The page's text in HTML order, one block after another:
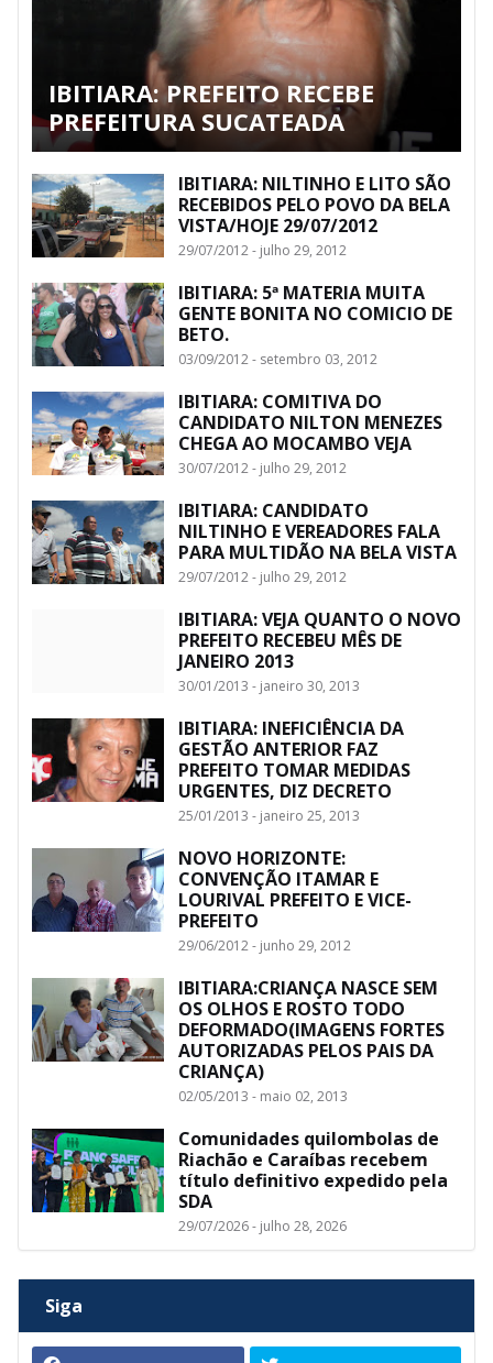
IBITIARA: PREFEITO RECEBE
PREFEITURA SUCATEADA
IBITIARA: NILTINHO E LITO SÃO
RECEBIDOS PELO POVO DA BELA
VISTA/HOJE 29/07/2012
29/07/2012 - julho 29, 2012
IBITIARA: 5ª MATERIA MUITA
GENTE BONITA NO COMICIO DE
BETO.
03/09/2012 - setembro 03, 2012
IBITIARA: COMITIVA DO
CANDIDATO NILTON MENEZES
CHEGA AO MOCAMBO VEJA
30/07/2012 - julho 29, 2012
IBITIARA: CANDIDATO
NILTINHO E VEREADORES FALA
PARA MULTIDÃO NA BELA VISTA
29/07/2012 - julho 29, 2012
IBITIARA: VEJA QUANTO O NOVO
PREFEITO RECEBEU MÊS DE
JANEIRO 2013
30/01/2013 - janeiro 30, 2013
IBITIARA: INEFICIÊNCIA DA
GESTÃO ANTERIOR FAZ
PREFEITO TOMAR MEDIDAS
URGENTES, DIZ DECRETO
25/01/2013 - janeiro 25, 2013
NOVO HORIZONTE:
CONVENÇÃO ITAMAR E
LOURIVAL PREFEITO E VICE-
PREFEITO
29/06/2012 - junho 29, 2012
IBITIARA:CRIANÇA NASCE SEM
OS OLHOS E ROSTO TODO
DEFORMADO(IMAGENS FORTES
AUTORIZADAS PELOS PAIS DA
CRIANÇA)
02/05/2013 - maio 02, 2013
Comunidades quilombolas de
Riachão e Caraíbas recebem
título definitivo expedido pela
SDA
29/07/2026 - julho 28, 2026
Siga